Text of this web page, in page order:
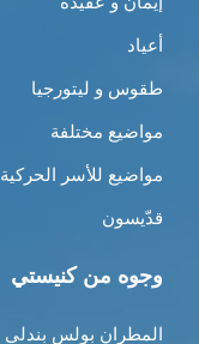
أعياد
طقوس و ليتورجيا
مواضيع مختلفة
مواضيع للأسر الحركية
قدّيسون
وجوه من كنيستي
المطران بولس بندلي